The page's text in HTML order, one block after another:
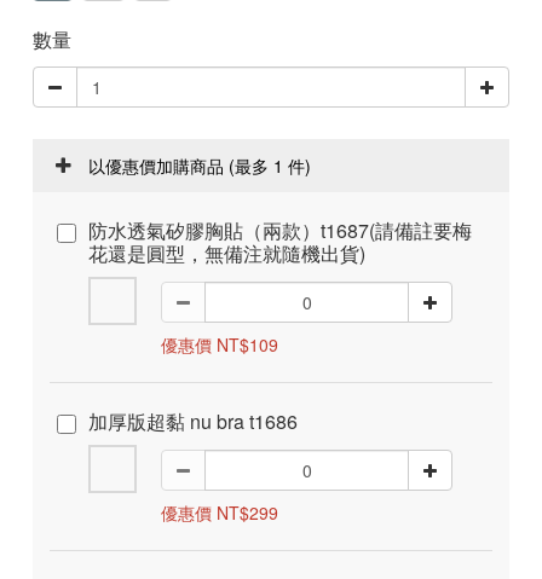
數量
以優惠價加購商品 (最多 1 件)
防水透氣矽膠胸貼（兩款）t1687(請備註要梅
花還是圓型，無備注就隨機出貨)
優惠價 NT$109
加厚版超黏 nu bra t1686
優惠價 NT$299